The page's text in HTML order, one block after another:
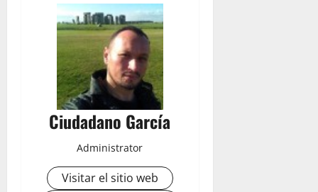
Ciudadano García
Administrator
Visitar el sitio web